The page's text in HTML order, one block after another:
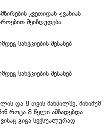
კვეთიდან ჟვანიას
შეიზღუდება
სანქციების შესახებ
სანქციების შესახებ
და 8 თვის მანძილზე, მინიმუმ
როცა 8 წელი ამზადებდა
გიგა სექსუალურად